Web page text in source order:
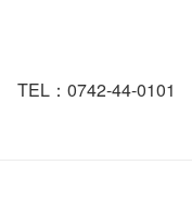
TEL：0742-44-0101